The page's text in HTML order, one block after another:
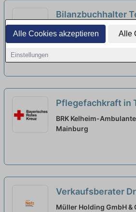
Alle Cookies akzeptieren Alle
Einstellungen
Bilanzbuchhalter
Std./Woche (m/w/
Großhandelshaus für
Max Gründl e.K. |
Pflegefachkraft in
(30h/Woche)(m/
Zuwachs in
BRK Kelheim-
Mainburg
Verkaufsberater
Teilzeit neu
Müller Holding GmbH &